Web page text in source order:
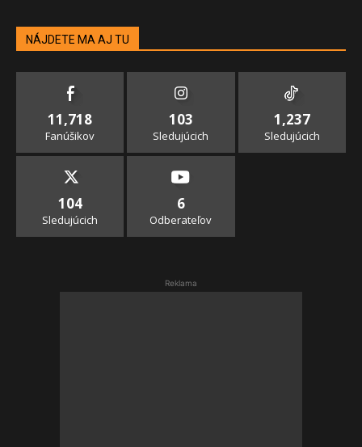
NÁJDETE MA AJ TU
11,718
Fanúšikov
103
Sledujúcich
1,237
Sledujúcich
104
Sledujúcich
6
Odberateľov
Reklama